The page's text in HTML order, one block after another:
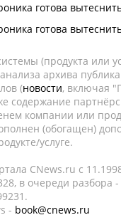
готова
готова
(продукта или
архива
(новости, включая
содержание
компании или
(обогащен)
услуге.
CNews.ru c
в очереди разбора -
- book@cnews.ru